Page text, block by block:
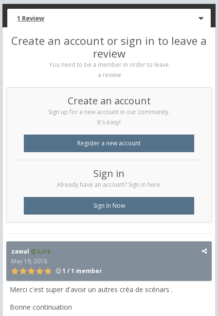
1 Review
Create an account or sign in to leave a
review
You need to be a member in order to leave
a review
Create an account
Sign up for a new account in our community.
It's easy!
Register a new account
Sign in
Already have an account? Sign in here.
Sign In Now
zawal 3,318
May 19, 2018
1 / 1 member
Merci c'est super d'avoir un autres créa de scénars .
Bonne continuation